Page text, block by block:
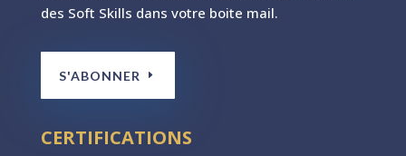
des Soft Skills dans votre boite mail.
S'ABONNER
CERTIFICATIONS